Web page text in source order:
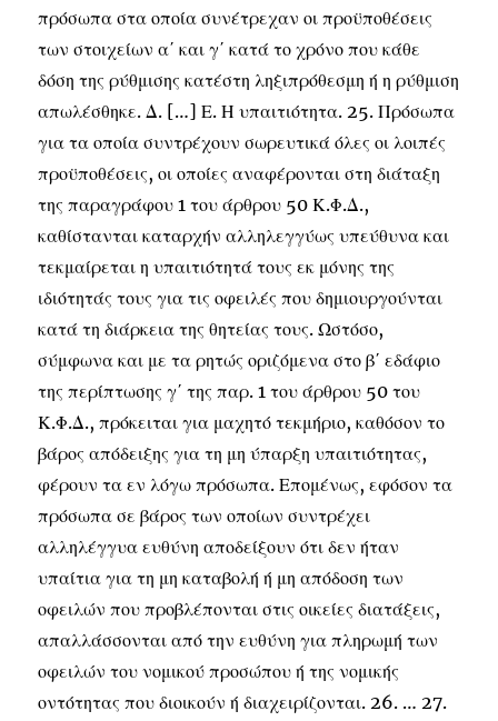
πρόσωπα στα οποία συνέτρεχαν οι προϋποθέσεις
των στοιχείων α΄ και γ΄ κατά το χρόνο που κάθε
δόση της ρύθμισης κατέστη ληξιπρόθεσμη ή η ρύθμιση
απωλέσθηκε. Δ. […] Ε. Η υπαιτιότητα. 25. Πρόσωπα
για τα οποία συντρέχουν σωρευτικά όλες οι λοιπές
προϋποθέσεις, οι οποίες αναφέρονται στη διάταξη
της παραγράφου 1 του άρθρου 50 Κ.Φ.Δ.,
καθίστανται καταρχήν αλληλεγγύως υπεύθυνα και
τεκμαίρεται η υπαιτιότητά τους εκ μόνης της
ιδιότητάς τους για τις οφειλές που δημιουργούνται
κατά τη διάρκεια της θητείας τους. Ωστόσο,
σύμφωνα και με τα ρητώς οριζόμενα στο β΄ εδάφιο
της περίπτωσης γ΄ της παρ. 1 του άρθρου 50 του
Κ.Φ.Δ., πρόκειται για μαχητό τεκμήριο, καθόσον το
βάρος απόδειξης για τη μη ύπαρξη υπαιτιότητας,
φέρουν τα εν λόγω πρόσωπα. Επομένως, εφόσον τα
πρόσωπα σε βάρος των οποίων συντρέχει
αλληλέγγυα ευθύνη αποδείξουν ότι δεν ήταν
υπαίτια για τη μη καταβολή ή μη απόδοση των
οφειλών που προβλέπονται στις οικείες διατάξεις,
απαλλάσσονται από την ευθύνη για πληρωμή των
οφειλών του νομικού προσώπου ή της νομικής
οντότητας που διοικούν ή διαχειρίζονται. 26. … 27.